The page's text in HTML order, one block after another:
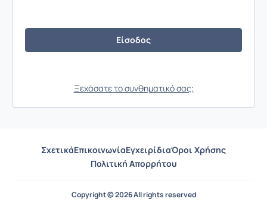
Ξεχάσατε το συνθηματικό σας;
ΣχετικάΕπικοινωνίαΕγχειρίδιαΌροι Χρήσης
Πολιτική Απορρήτου
Copyright © 2026 All rights reserved